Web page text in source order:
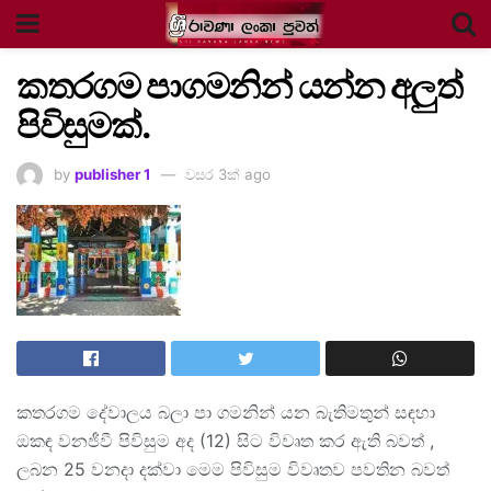
කතරගම පාගමනින් යන්න අලුත්
පිවිසුමක්.
by publisher 1 වසර 3ක් ago
කතරගම දේවාලය බලා පා ගමනින් යන බැතිමතුන් සඳහා
ඔකඳ වනජීවී පිවිසුම අද (12) සිට විවෘත කර ඇති බවත් ,
ලබන 25 වනදා දක්වා මෙම පිවිසුම විවෘතව පවතින බවත්